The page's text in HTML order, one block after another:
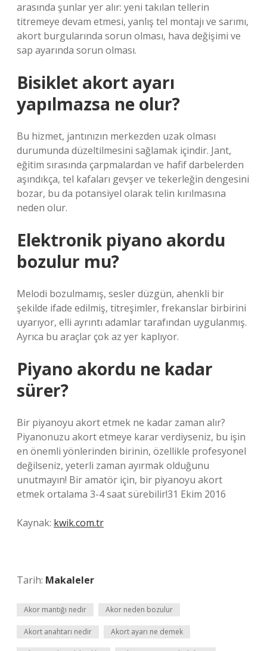
arasında şunlar yer alır: yeni takılan tellerin
titremeye devam etmesi, yanlış tel montajı ve sarımı,
akort burgularında sorun olması, hava değişimi ve
sap ayarında sorun olması.
Bisiklet akort ayarı
yapılmazsa ne olur?
Bu hizmet, jantınızın merkezden uzak olması
durumunda düzeltilmesini sağlamak içindir. Jant,
eğitim sırasında çarpmalardan ve hafif darbelerden
aşındıkça, tel kafaları gevşer ve tekerleğin dengesini
bozar, bu da potansiyel olarak telin kırılmasına
neden olur.
Elektronik piyano akordu
bozulur mu?
Melodi bozulmamış, sesler düzgün, ahenkli bir
şekilde ifade edilmiş, titreşimler, frekanslar birbirini
uyarıyor, elli ayrıntı adamlar tarafından uygulanmış.
Ayrıca bu araçlar çok az yer kaplıyor.
Piyano akordu ne kadar
sürer?
Bir piyanoyu akort etmek ne kadar zaman alır?
Piyanonuzu akort etmeye karar verdiyseniz, bu işin
en önemli yönlerinden birinin, özellikle profesyonel
değilseniz, yeterli zaman ayırmak olduğunu
unutmayın! Bir amatör için, bir piyanoyu akort
etmek ortalama 3-4 saat sürebilir!31 Ekim 2016
Kaynak: kwik.com.tr
Tarih: Makaleler
Akor mantığı nedir Akor neden bozulur
Akort anahtarı nedir Akort ayarı ne demek